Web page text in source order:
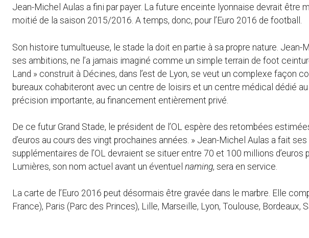
Jean-Michel Aulas a fini par payer. La future enceinte lyonnaise devrait être
moitié de la saison 2015/2016. A temps, donc, pour l’Euro 2016 de football.
Son histoire tumultueuse, le stade la doit en partie à sa propre nature.
ses ambitions, ne l’a jamais imaginé comme un simple terrain de foot
Land » construit à Décines, dans l’est de Lyon, se veut un complexe façon
bureaux cohabiteront avec un centre de loisirs et un centre médical dédié au
précision importante, au financement entièrement privé.
De ce futur Grand Stade, le président de l’OL espère des retombées
d’euros au cours des vingt prochaines années. » Jean-Michel Aulas a fait
supplémentaires de l’OL devraient se situer entre 70 et 100 millions d’euros
Lumières, son nom actuel avant un éventuel naming, sera en service.
La carte de l’Euro 2016 peut désormais être gravée dans le marbre. Elle
France), Paris (Parc des Princes), Lille, Marseille, Lyon, Toulouse, Bordeaux,